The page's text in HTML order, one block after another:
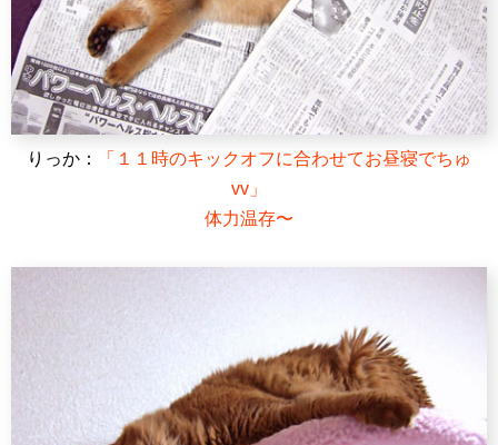
りっか：
「１１時のキックオフに合わせてお昼寝でちゅ
vv」
体力温存〜